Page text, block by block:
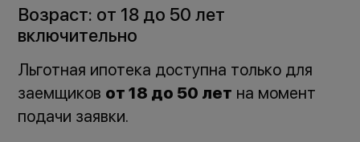
Возраст: от 18 до 50 лет
включительно
Льготная ипотека доступна только для
заемщиков от 18 до 50 лет на момент
подачи заявки.